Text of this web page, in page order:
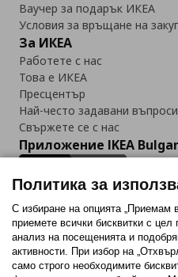
Ваучер за подарък ИКЕА
Условия за връщане на
За ИКЕА
Работете с нас
Това е ИКЕА
Пресцентър
Най-често задавани въпроси
Свържете се с нас
Приложение IKEA
Последвайте ни:
FacebookTwitterYoutubePinterest
Политика за
С избиране на опцията „Приемам
приемете всички бисквитки с цел
анализ на посещенията и
активности. При избор на
само строго необходимитe